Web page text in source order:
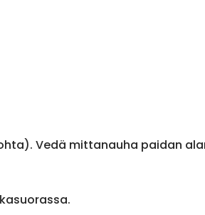
Vedä mittanauha paidan